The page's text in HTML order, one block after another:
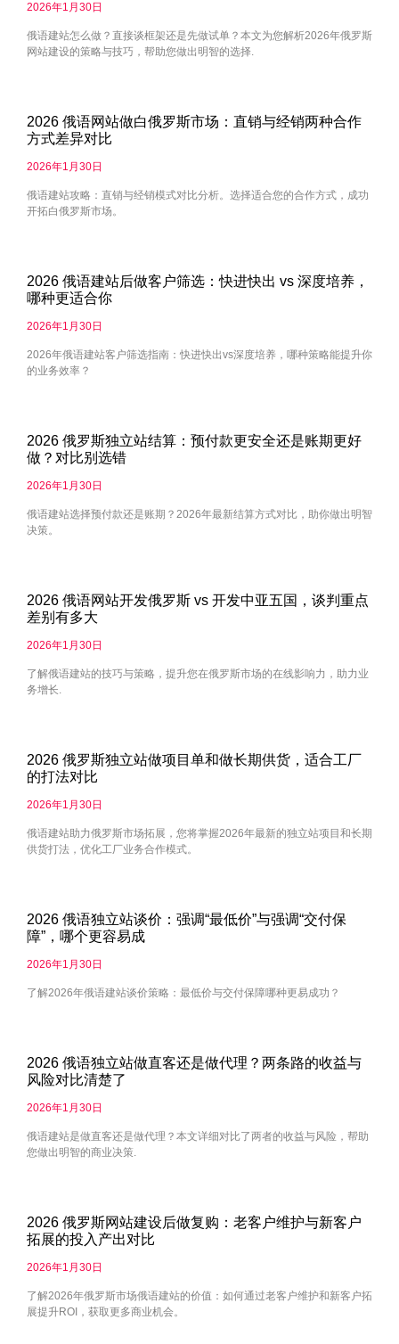
2026年1月30日
俄语建站怎么做？直接谈框架还是先做试单？本文为您解析2026年俄罗斯
网站建设的策略与技巧，帮助您做出明智的选择.
2026 俄语网站做白俄罗斯市场：直销与经销两种合作
方式差异对比
2026年1月30日
俄语建站攻略：直销与经销模式对比分析。选择适合您的合作方式，成功
开拓白俄罗斯市场。
2026 俄语建站后做客户筛选：快进快出 vs 深度培养，
哪种更适合你
2026年1月30日
2026年俄语建站客户筛选指南：快进快出vs深度培养，哪种策略能提升你
的业务效率？
2026 俄罗斯独立站结算：预付款更安全还是账期更好
做？对比别选错
2026年1月30日
俄语建站选择预付款还是账期？2026年最新结算方式对比，助你做出明智
决策。
2026 俄语网站开发俄罗斯 vs 开发中亚五国，谈判重点
差别有多大
2026年1月30日
了解俄语建站的技巧与策略，提升您在俄罗斯市场的在线影响力，助力业
务增长.
2026 俄罗斯独立站做项目单和做长期供货，适合工厂
的打法对比
2026年1月30日
俄语建站助力俄罗斯市场拓展，您将掌握2026年最新的独立站项目和长期
供货打法，优化工厂业务合作模式。
2026 俄语独立站谈价：强调“最低价”与强调“交付保
障”，哪个更容易成
2026年1月30日
了解2026年俄语建站谈价策略：最低价与交付保障哪种更易成功？
2026 俄语独立站做直客还是做代理？两条路的收益与
风险对比清楚了
2026年1月30日
俄语建站是做直客还是做代理？本文详细对比了两者的收益与风险，帮助
您做出明智的商业决策.
2026 俄罗斯网站建设后做复购：老客户维护与新客户
拓展的投入产出对比
2026年1月30日
了解2026年俄罗斯市场俄语建站的价值：如何通过老客户维护和新客户拓
展提升ROI，获取更多商业机会。